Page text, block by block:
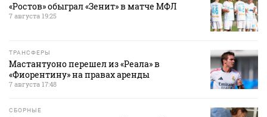
«Ростов» обыграл «Зенит» в матче МФЛ
7 августа 19:25
ТРАНСФЕРЫ
Мастантуоно перешел из «Реала» в
«Фиорентину» на правах аренды
7 августа 17:48
СБОРНЫЕ